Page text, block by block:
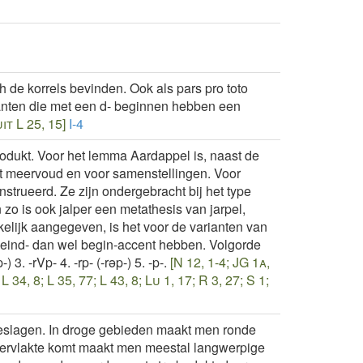
korrels bevinden. Ook als pars pro toto
die met een d- beginnen hebben een
L 25, 15] I-4
Voor het lemma Aardappel is, naast de
en voor samenstellingen. Voor
Ze zijn ondergebracht bij het type
is ook jalper een metathesis van jarpel,
aangegeven, is het voor de varianten van
dan wel begin-accent hebben. Volgorde
3. -rVp- 4. -rp- (-rǝp-) 5. -p-. [N 12, 1-4; JG 1a,
34, 8; L 35, 77; L 43, 8; Lu 1, 17; R 3, 27; S 1;
In droge gebieden maakt men ronde
komt maakt men meestal langwerpige